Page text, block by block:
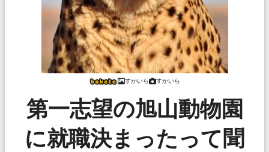
すかいら すかいら
第一志望の旭山動物園
に就職決まったって聞